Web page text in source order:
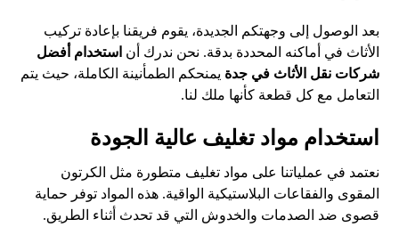
بعد الوصول إلى وجهتكم الجديدة، يقوم فريقنا بإعادة تركيب
الأثاث في أماكنه المحددة بدقة. نحن ندرك أن استخدام أفضل
شركات نقل الأثاث في جدة يمنحكم الطمأنينة الكاملة، حيث يتم
التعامل مع كل قطعة كأنها ملك لنا.
استخدام مواد تغليف عالية الجودة
نعتمد في عملياتنا على مواد تغليف متطورة مثل الكرتون
المقوى والفقاعات البلاستيكية الواقية. هذه المواد توفر حماية
قصوى ضد الصدمات والخدوش التي قد تحدث أثناء الطريق.